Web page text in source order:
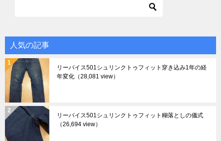
人気の記事
リーバイス501シュリンクトゥフィット穿き込み1年の経
年変化 （28,081 view）
リーバイス501シュリンクトゥフィット糊落としの儀式
（26,694 view）